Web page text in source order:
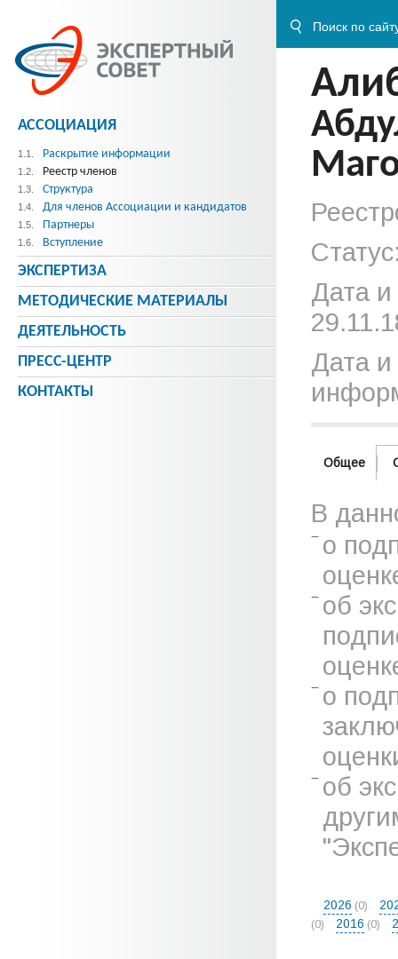
Дата
Дата и
Общее
В
о
об
о
об
2026 (0)
(0) 2016 (0)
АССОЦИАЦИЯ
1.1. Раскрытие информации
1.2. Реестр членов
1.3. Структура
1.4. Для членов Ассоциации и кандидатов
1.5. Партнеры
1.6. Вступление
ЭКСПЕРТИЗА
МЕТОДИЧЕСКИE МАТЕРИАЛЫ
ДЕЯТЕЛЬНОСТЬ
ПРЕСС-ЦЕНТР
КОНТАКТЫ